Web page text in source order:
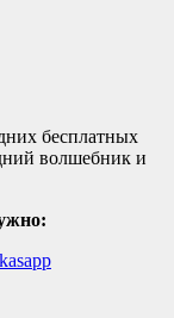
бесплатных
волшебник и